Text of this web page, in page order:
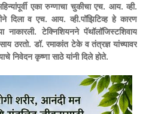
एका रुग्णाचा चुकीचा एच. आय. व्ही.
दिला व एच. आय. व्ही.पॉझिटिव्ह हे कारण
नाकारली. टेक्निशियनने पॅथॉलॉजिस्टशिवाय
ठरतो. डॉ. रमाकांत टेके व तंत्रज्ञ यांच्यावर
निवेदन कृष्णा साठे यांनी दिले होते.